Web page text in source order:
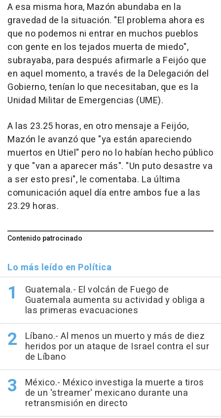
A esa misma hora, Mazón abundaba en la
gravedad de la situación. "El problema ahora es
que no podemos ni entrar en muchos pueblos
con gente en los tejados muerta de miedo",
subrayaba, para después afirmarle a Feijóo que
en aquel momento, a través de la Delegación del
Gobierno, tenían lo que necesitaban, que es la
Unidad Militar de Emergencias (UME).
A las 23.25 horas, en otro mensaje a Feijóo,
Mazón le avanzó que "ya están apareciendo
muertos en Utiel" pero no lo habían hecho público
y que "van a aparecer más". "Un puto desastre va
a ser esto presi", le comentaba. La última
comunicación aquel día entre ambos fue a las
23.29 horas.
Contenido patrocinado
Lo más leído en Política
Guatemala.- El volcán de Fuego de
Guatemala aumenta su actividad y obliga a
las primeras evacuaciones
Líbano.- Al menos un muerto y más de diez
heridos por un ataque de Israel contra el sur
de Líbano
México.- México investiga la muerte a tiros
de un 'streamer' mexicano durante una
retransmisión en directo